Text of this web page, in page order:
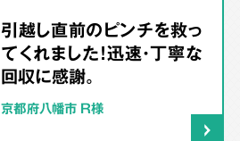
引越し直前のピンチを救っ
てくれました！迅速・丁寧な
回収に感謝。
京都府八幡市 R様